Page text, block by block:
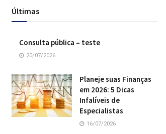
Últimas
Consulta pública – teste
20/07/2026
Planeje suas Finanças
em 2026: 5 Dicas
Infalíveis de
Especialistas
16/07/2026